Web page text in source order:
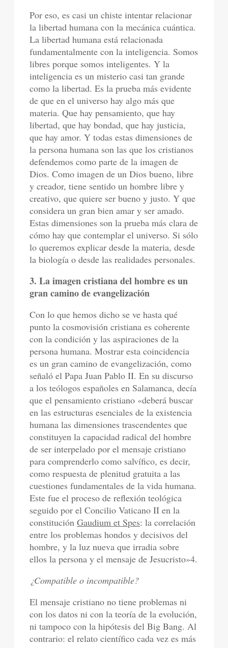
Por eso, es casi un chiste intentar relacionar
la libertad humana con la mecánica cuántica.
La libertad humana está relacionada
fundamentalmente con la inteligencia. Somos
libres porque somos inteligentes. Y la
inteligencia es un misterio casi tan grande
como la libertad. Es la prueba más evidente
de que en el universo hay algo más que
materia. Que hay pensamiento, que hay
libertad, que hay bondad, que hay justicia,
que hay amor. Y todas estas dimensiones de
la persona humana son las que los cristianos
defendemos como parte de la imagen de
Dios. Como imagen de un Dios bueno, libre
y creador, tiene sentido un hombre libre y
creativo, que quiere ser bueno y justo. Y que
considera un gran bien amar y ser amado.
Estas dimensiones son la prueba más clara de
cómo hay que contemplar el universo. Si sólo
lo queremos explicar desde la materia, desde
la biología o desde las realidades personales.
3. La imagen cristiana del hombre es un
gran camino de evangelización
Con lo que hemos dicho se ve hasta qué
punto la cosmovisión cristiana es coherente
con la condición y las aspiraciones de la
persona humana. Mostrar esta coincidencia
es un gran camino de evangelización, como
señaló el Papa Juan Pablo II. En su discurso
a los teólogos españoles en Salamanca, decía
que el pensamiento cristiano «deberá buscar
en las estructuras esenciales de la existencia
humana las dimensiones trascendentes que
constituyen la capacidad radical del hombre
de ser interpelado por el mensaje cristiano
para comprenderlo como salvífico, es decir,
como respuesta de plenitud gratuita a las
cuestiones fundamentales de la vida humana.
Este fue el proceso de reflexión teológica
seguido por el Concilio Vaticano II en la
constituciónGaudium et Spes: la correlación
entre los problemas hondos y decisivos del
hombre, y la luz nueva que irradia sobre
ellos la persona y el mensaje de Jesucristo»4.
¿Compatible o incompatible?
El mensaje cristiano no tiene problemas ni
con los datos ni con la teoría de la evolución,
ni tampoco con la hipótesis del Big Bang. Al
contrario: el relato científico cada vez es más